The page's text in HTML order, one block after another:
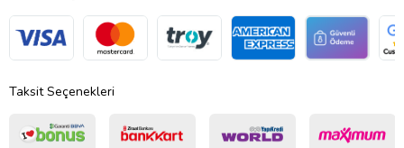
Taksit Seçenekleri